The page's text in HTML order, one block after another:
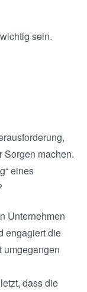
sein.
Sorgen machen.
eines
Unternehmen
engagiert die
umgegangen
dass die